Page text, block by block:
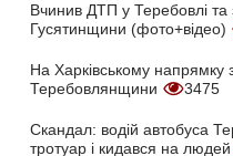
Вчинив ДТП у Теребовлі та
Гусятинщини (фото+відео)
На Харківському напрямку
Теребовлянщини
3475
Скандал: водій автобуса
тротуар і кидався на людей